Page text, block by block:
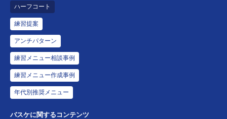
ハーフコート
練習提案
アンチパターン
練習メニュー相談事例
練習メニュー作成事例
年代別推奨メニュー
バスケに関するコンテンツ